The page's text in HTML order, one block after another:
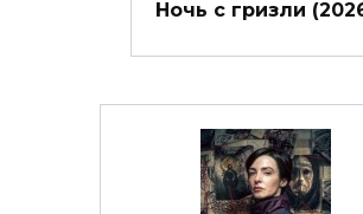
Ночь с гризли